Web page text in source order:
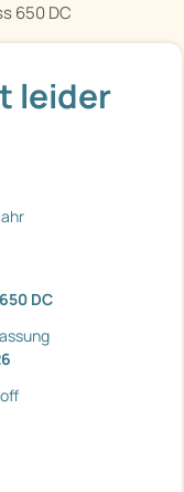
650 DC
leider
DC